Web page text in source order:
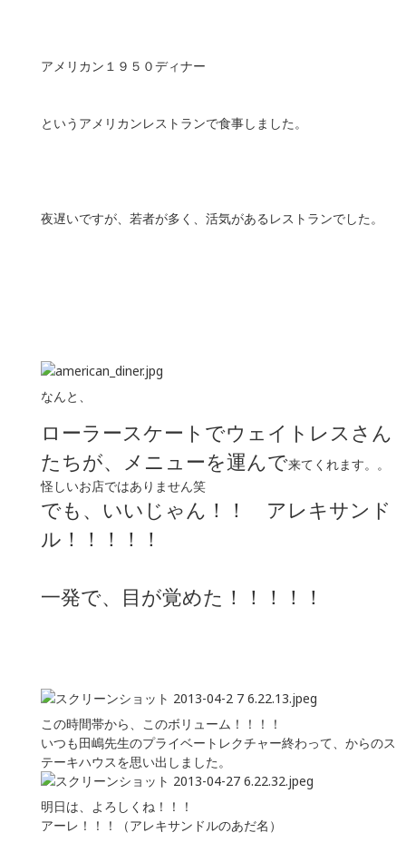
アメリカン１９５０ディナー
というアメリカンレストランで食事しました。
夜遅いですが、若者が多く、活気があるレストランでした。
なんと、
ローラースケートでウェイトレスさん
たちが、メニューを運んで来てくれます。。
怪しいお店ではありません笑
でも、いいじゃん！！ アレキサンド
ル！！！！！
一発で、目が覚めた！！！！！
この時間帯から、このボリューム！！！！
いつも田嶋先生のプライベートレクチャー終わって、からのス
テーキハウスを思い出しました。
明日は、よろしくね！！！
アーレ！！！（アレキサンドルのあだ名）